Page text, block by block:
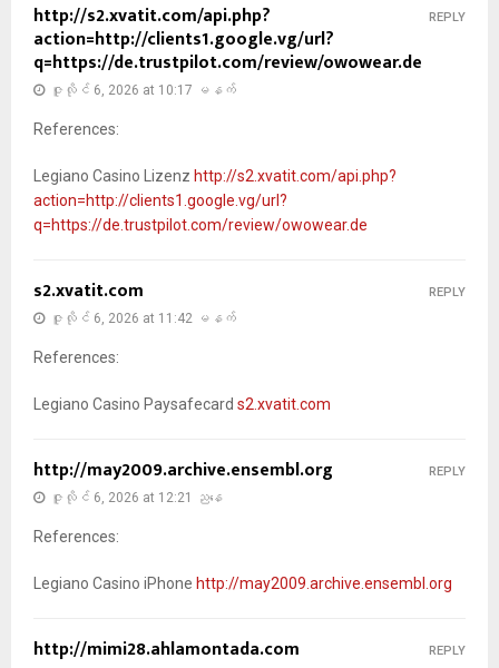
http://s2.xvatit.com/api.php?
action=http://clients1.google.vg/url?
q=https://de.trustpilot.com/review/owowear.de
ဇူလိုင် 6, 2026 at 10:17 မနက်
References:
Legiano Casino Lizenz http://s2.xvatit.com/api.php?
action=http://clients1.google.vg/url?
q=https://de.trustpilot.com/review/owowear.de
REPLY
s2.xvatit.com
ဇူလိုင် 6, 2026 at 11:42 မနက်
References:
Legiano Casino Paysafecard s2.xvatit.com
REPLY
http://may2009.archive.ensembl.org
ဇူလိုင် 6, 2026 at 12:21 ညနေ
References:
Legiano Casino iPhone http://may2009.archive.ensembl.org
REPLY
http://mimi28.ahlamontada.com REPLY